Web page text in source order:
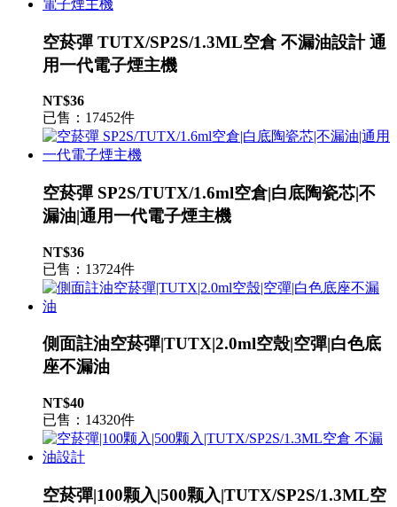
空菸彈 TUTX/SP2S/1.3ML空倉 不漏油設計 通
用一代電子煙主機
NT$36
已售：17452件
空菸彈 SP2S/TUTX/1.6ml空倉|白底陶瓷芯|不
漏油|通用一代電子煙主機
NT$36
已售：13724件
側面註油空菸彈|TUTX|2.0ml空殼|空彈|白色底
座不漏油
NT$40
已售：14320件
空菸彈|100颗入|500颗入|TUTX/SP2S/1.3ML空